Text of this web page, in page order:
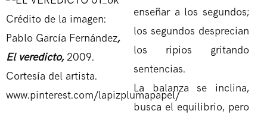
Crédito de la imagen:
Pablo García Fernández,
El veredicto,2009.
Cortesía del artista.
www.pinterest.com/lapizplumapapel/
enseñar a los segundos;
los segundos desprecian
los ripios gritando
sentencias.
La balanza se inclina,
busca el equilibrio, pero